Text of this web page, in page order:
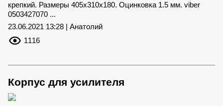
крепкий. Размеры 405х310х180. Оцинковка 1.5 мм. viber
0503427070 ...
23.06.2021 13:28 | Анатолий
1116
Корпус для усилителя